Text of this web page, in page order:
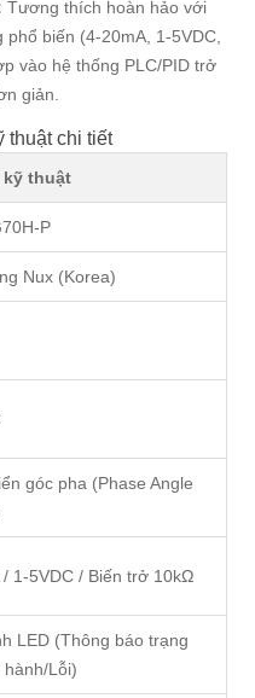
Tương thích hoàn hảo với
biến (4-20mA, 1-5VDC,
vào hệ thống PLC/PID trở
giản.
thuật chi tiết
kỹ thuật
P
Nux (Korea)
góc pha (Phase Angle
/ 1-5VDC / Biến trở 10kΩ
LED (Thông báo trạng
hành/Lỗi)